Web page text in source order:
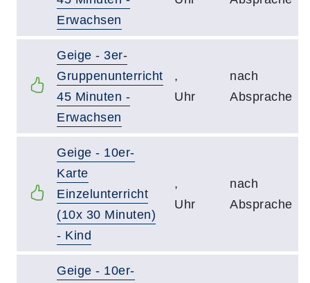
Erwachsen
Geige - 3er-
Gruppenunterricht
45 Minuten -
Erwachsen
,
Uhr
nach
Absprache
Geige - 10er-
Karte
Einzelunterricht
(10x 30 Minuten)
- Kind
,
Uhr
nach
Absprache
Geige - 10er-